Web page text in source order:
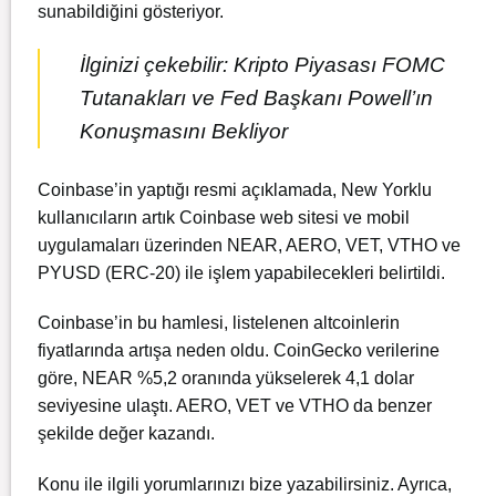
sunabildiğini gösteriyor.
İlginizi çekebilir: Kripto Piyasası FOMC
Tutanakları ve Fed Başkanı Powell’ın
Konuşmasını Bekliyor
Coinbase’in yaptığı resmi açıklamada, New Yorklu
kullanıcıların artık Coinbase web sitesi ve mobil
uygulamaları üzerinden NEAR, AERO, VET, VTHO ve
PYUSD (ERC-20) ile işlem yapabilecekleri belirtildi.
Coinbase’in bu hamlesi, listelenen altcoinlerin
fiyatlarında artışa neden oldu. CoinGecko verilerine
göre, NEAR %5,2 oranında yükselerek 4,1 dolar
seviyesine ulaştı. AERO, VET ve VTHO da benzer
şekilde değer kazandı.
Konu ile ilgili yorumlarınızı bize yazabilirsiniz. Ayrıca,